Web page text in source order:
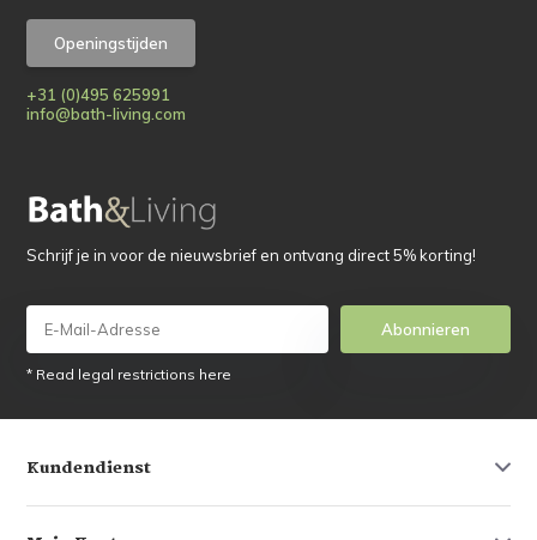
Openingstijden
+31 (0)495 625991
info@bath-living.com
Schrijf je in voor de nieuwsbrief en ontvang direct 5% korting!
Abonnieren
* Read legal restrictions here
Kundendienst